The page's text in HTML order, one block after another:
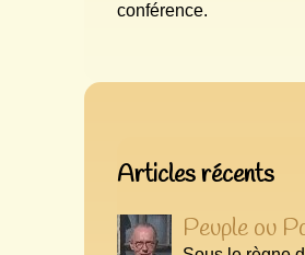
conférence.
Articles les plus
Articles récents
Peuple ou